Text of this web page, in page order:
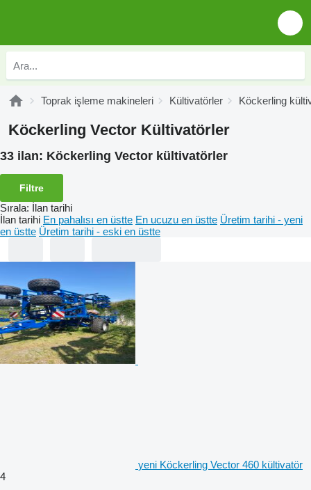
Toprak işleme makineleri Kültivatörler Köckerling
Köckerling Vector Kültivatörler
33 ilan: Köckerling Vector kültivatörler
Filtre
Sırala: İlan tarihi
İlan tarihi En pahalısı en üstte En ucuzu en üstte Üretim tarihi - yeni
en üstte Üretim tarihi - eski en üstte
yeni Köckerling Vector 460 kültivatör
4